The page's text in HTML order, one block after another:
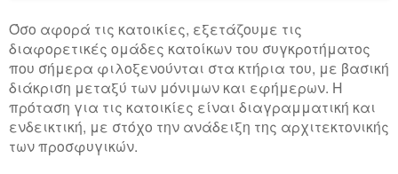
Όσο αφορά τις κατοικίες, εξετάζουμε τις
διαφορετικές ομάδες κατοίκων του συγκροτήματος
που σήμερα φιλοξενούνται στα κτήρια του, με βασική
διάκριση μεταξύ των μόνιμων και εφήμερων. Η
πρόταση για τις κατοικίες είναι διαγραμματική και
ενδεικτική, με στόχο την ανάδειξη της αρχιτεκτονικής
των προσφυγικών.